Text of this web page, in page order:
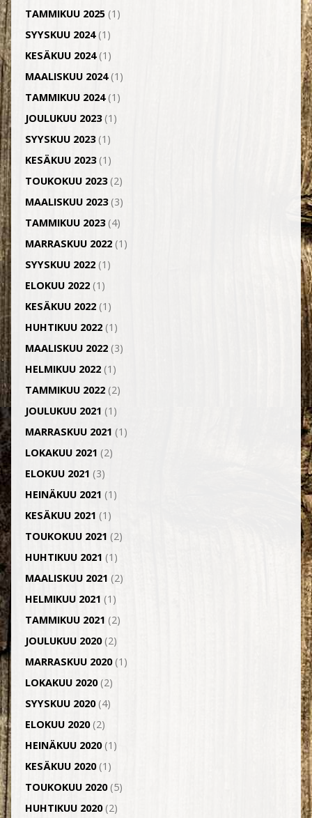
TAMMIKUU 2025(1)
SYYSKUU 2024(1)
KESÄKUU 2024(1)
MAALISKUU 2024(1)
TAMMIKUU 2024(1)
JOULUKUU 2023(1)
SYYSKUU 2023(1)
KESÄKUU 2023(1)
TOUKOKUU 2023(2)
MAALISKUU 2023(3)
TAMMIKUU 2023(4)
MARRASKUU 2022(1)
SYYSKUU 2022(1)
ELOKUU 2022(1)
KESÄKUU 2022(1)
HUHTIKUU 2022(1)
MAALISKUU 2022(3)
HELMIKUU 2022(1)
TAMMIKUU 2022(2)
JOULUKUU 2021 (1)
MARRASKUU 2021 (1)
LOKAKUU 2021 (2)
ELOKUU 2021 (3)
HEINÄKUU 2021 (1)
KESÄKUU 2021 (1)
TOUKOKUU 2021 (2)
HUHTIKUU 2021 (1)
MAALISKUU 2021 (2)
HELMIKUU 2021 (1)
TAMMIKUU 2021 (2)
JOULUKUU 2020(2)
MARRASKUU 2020(1)
LOKAKUU 2020(2)
SYYSKUU 2020(4)
ELOKUU 2020(2)
HEINÄKUU 2020(1)
KESÄKUU 2020(1)
TOUKOKUU 2020(5)
HUHTIKUU 2020(2)